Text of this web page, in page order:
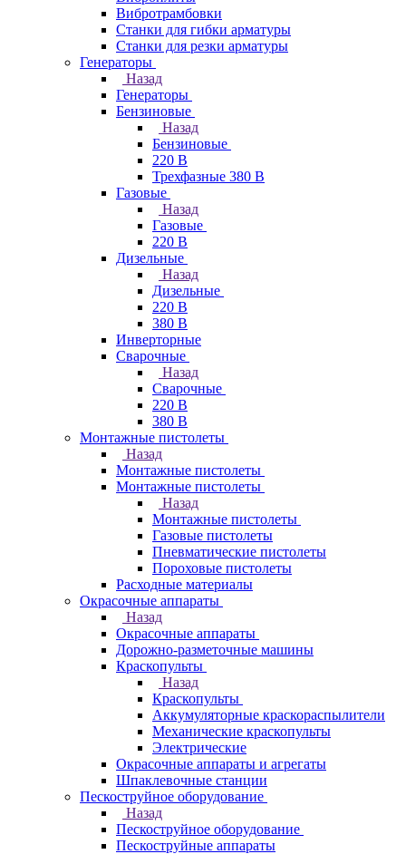
Вибротрамбовки
Станки для гибки арматуры
Станки для резки арматуры
Генераторы
Назад
Генераторы
Бензиновые
Назад
Бензиновые
220 В
Трехфазные 380 В
Газовые
Назад
Газовые
220 В
Дизельные
Назад
Дизельные
220 В
380 В
Инверторные
Сварочные
Назад
Сварочные
220 В
380 В
Монтажные пистолеты
Назад
Монтажные пистолеты
Монтажные пистолеты
Назад
Монтажные пистолеты
Газовые пистолеты
Пневматические пистолеты
Пороховые пистолеты
Расходные материалы
Окрасочные аппараты
Назад
Окрасочные аппараты
Дорожно-разметочные машины
Краскопульты
Назад
Краскопульты
Аккумуляторные краскораспылители
Механические краскопульты
Электрические
Окрасочные аппараты и агрегаты
Шпаклевочные станции
Пескоструйное оборудование
Назад
Пескоструйное оборудование
Пескоструйные аппараты